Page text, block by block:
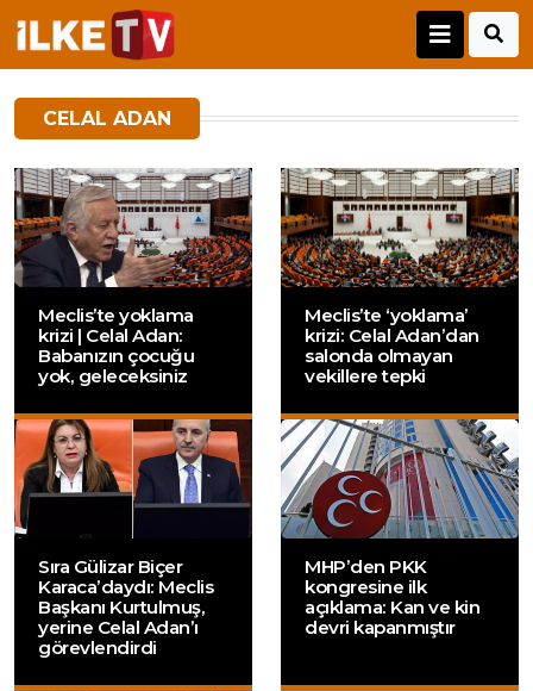
CELAL ADAN
Meclis’te yoklama
krizi | Celal Adan:
Babanızın çocuğu
yok, geleceksiniz
Meclis’te ‘yoklama’
krizi: Celal Adan’dan
salonda olmayan
vekillere tepki
Sıra Gülizar Biçer
Karaca’daydı: Meclis
Başkanı Kurtulmuş,
yerine Celal Adan’ı
görevlendirdi
MHP’den PKK
kongresine ilk
açıklama: Kan ve kin
devri kapanmıştır